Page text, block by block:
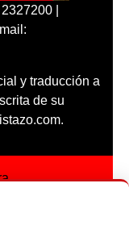
|
y traducción a
de su